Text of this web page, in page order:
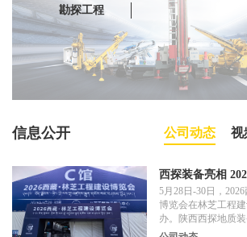
勘探工程
信息公开 公司动态 视
西探装备亮相
建设博览会 硬核
5月28日-30日，
博览会在林芝工程
办。陕西西探地质
“西探装备”）携高